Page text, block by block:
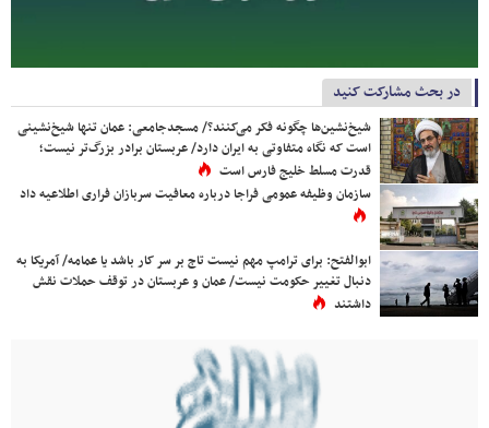
در بحث مشارکت کنید
شیخ‌نشین‌ها چگونه فکر می‌کنند؟/ مسجدجامعی: عمان تنها شیخ‌نشینی
است که نگاه متفاوتی به ایران دارد/ عربستان برادر بزرگ‌تر نیست؛
قدرت مسلط خلیج فارس است
سازمان وظیفه عمومی فراجا درباره معافیت سربازان فراری اطلاعیه داد
ابوالفتح: برای ترامپ مهم نیست تاج بر سر کار باشد یا عمامه/ آمریکا به
دنبال تغییر حکومت نیست/ عمان و عربستان در توقف حملات نقش
داشتند